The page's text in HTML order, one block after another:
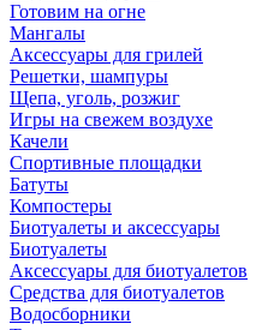
Готовим на огне
Мангалы
Аксессуары для грилей
Решетки, шампуры
Щепа, уголь, розжиг
Игры на свежем воздухе
Качели
Спортивные площадки
Батуты
Компостеры
Биотуалеты и аксессуары
Биотуалеты
Аксессуары для биотуалетов
Средства для биотуалетов
Водосборники